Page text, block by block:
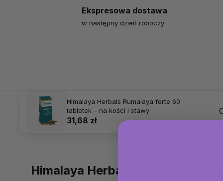
Ekspresowa dostawa
w następny dzień roboczy
Himalaya Herbals Rumalaya forte 60
tabletek – na kości i stawy
31,68 zł
Himalaya Herbals Rumalaya